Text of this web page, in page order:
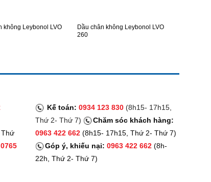
không Leybonol LVO
Dầu chân không Leybonol LVO
260
Thứ
0765
Kế toán: 0934 123 830 (8h15- 17h15,
Thứ 2- Thứ 7)
Chăm sóc khách hàng:
0963 422 662 (8h15- 17h15, Thứ 2- Thứ 7)
Góp ý, khiếu nại: 0963 422 662(8h-
22h, Thứ 2- Thứ 7)